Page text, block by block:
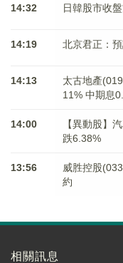
14:32 日韓股市收
14:19 北京君正：
14:13
太古地產
11% 中期息
14:00
【異動股】
跌6.38%
13:56
威胜控股
約
相關訊息